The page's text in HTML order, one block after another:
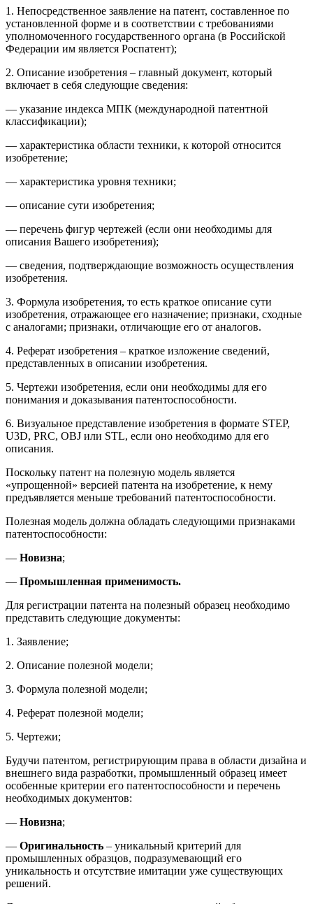
1. Непосредственное заявление на патент, составленное по
установленной форме и в соответствии с требованиями
уполномоченного государственного органа (в Российской
Федерации им является Роспатент);
2. Описание изобретения – главный документ, который
включает в себя следующие сведения:
— указание индекса МПК (международной патентной
классификации);
— характеристика области техники, к которой относится
изобретение;
— характеристика уровня техники;
— описание сути изобретения;
— перечень фигур чертежей (если они необходимы для
описания Вашего изобретения);
— сведения, подтверждающие возможность осуществления
изобретения.
3. Формула изобретения, то есть краткое описание сути
изобретения, отражающее его назначение; признаки, сходные
с аналогами; признаки, отличающие его от аналогов.
4. Реферат изобретения – краткое изложение сведений,
представленных в описании изобретения.
5. Чертежи изобретения, если они необходимы для его
понимания и доказывания патентоспособности.
6. Визуальное представление изобретения в формате STEP,
U3D, PRC, OBJ или STL, если оно необходимо для его
описания.
Поскольку патент на полезную модель является
«упрощенной» версией патента на изобретение, к нему
предъявляется меньше требований патентоспособности.
Полезная модель должна обладать следующими признаками
патентоспособности:
— Новизна;
— Промышленная применимость.
Для регистрации патента на полезный образец необходимо
представить следующие документы:
1. Заявление;
2. Описание полезной модели;
3. Формула полезной модели;
4. Реферат полезной модели;
5. Чертежи;
Будучи патентом, регистрирующим права в области дизайна и
внешнего вида разработки, промышленный образец имеет
особенные критерии его патентоспособности и перечень
необходимых документов:
— Новизна;
— Оригинальность – уникальный критерий для
промышленных образцов, подразумевающий его
уникальность и отсутствие имитации уже существующих
решений.